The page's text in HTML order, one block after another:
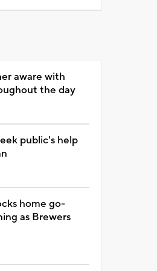
aware with
the day
public's help
home go-
as Brewers